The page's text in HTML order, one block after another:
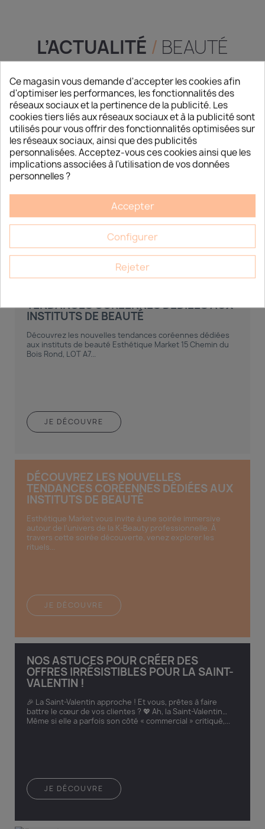
L’ACTUALITÉ / BEAUTÉ
TENDANCES CORÉENNES DÉDIÉES AUX
INSTITUTS DE BEAUTÉ
Découvrez les nouvelles tendances coréennes dédiées
aux instituts de beauté Esthétique Market 15 Chemin du
Bois Rond, LOT A7...
JE DÉCOUVRE
DÉCOUVREZ LES NOUVELLES
TENDANCES CORÉENNES DÉDIÉES AUX
INSTITUTS DE BEAUTÉ
Esthétique Market vous invite à une soirée immersive
autour de l’univers de la K-Beauty professionnelle. À
travers cette soirée découverte, venez explorer les
rituels...
JE DÉCOUVRE
NOS ASTUCES POUR CRÉER DES
OFFRES IRRÉSISTIBLES POUR LA SAINT-
VALENTIN !
🎉 La Saint-Valentin approche ! Et vous, prêtes à faire
battre le cœur de vos clientes ? 💖 Ah, la Saint-Valentin…
Même si elle a parfois son côté « commercial » critiqué,...
JE DÉCOUVRE
Ce magasin vous demande d'accepter les cookies afin
d'optimiser les performances, les fonctionnalités des
réseaux sociaux et la pertinence de la publicité. Les
cookies tiers liés aux réseaux sociaux et à la publicité sont
utilisés pour vous offrir des fonctionnalités optimisées sur
les réseaux sociaux, ainsi que des publicités
personnalisées. Acceptez-vous ces cookies ainsi que les
implications associées à l'utilisation de vos données
personnelles ?
Accepter
Configurer
Rejeter